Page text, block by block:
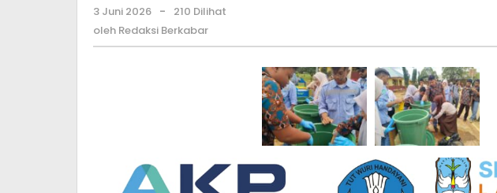
Sekolah
Apresiasi
Program
AKP
Goes
To
School
3 Juni 2026 oleh
Redaksi
-
210 Dilihat
oleh Redaksi Berkabar